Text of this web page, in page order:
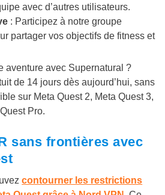
avec d’autres utilisateurs.
: Participez à notre groupe
partager vos objectifs de fitness et
aventure avec Supernatural ?
de 14 jours dès aujourd’hui, sans
sur Meta Quest 2, Meta Quest 3,
Pro.
sans frontières avec
contourner les restrictions